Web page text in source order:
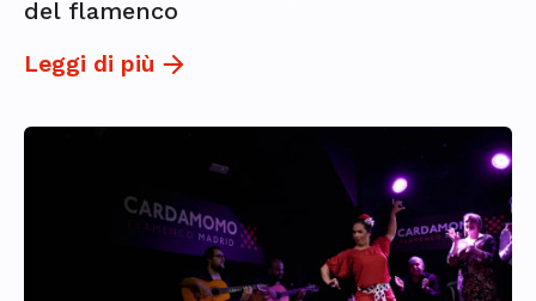
del flamenco
Leggi di più